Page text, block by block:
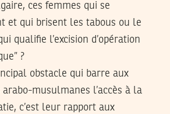
ces femmes qui se
et qui brisent les tabous ou le
qualifie l’excision d’opération
?
obstacle qui barre aux
arabo-musulmanes l’accès à la
c’est leur rapport aux